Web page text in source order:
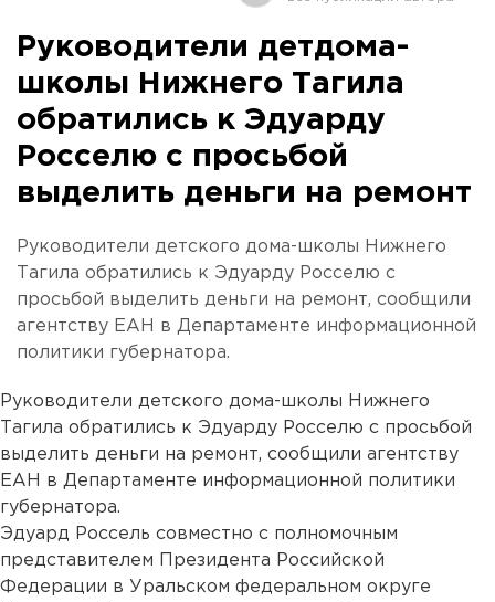
Руководители детдома-
школы Нижнего Тагила
обратились к Эдуарду
Росселю с просьбой
выделить деньги на ремонт
Руководители детского дома-школы Нижнего
Тагила обратились к Эдуарду Росселю с
просьбой выделить деньги на ремонт, сообщили
агентству ЕАН в Департаменте информационной
политики губернатора.
Руководители детского дома-школы Нижнего
Тагила обратились к Эдуарду Росселю с просьбой
выделить деньги на ремонт, сообщили агентству
ЕАН в Департаменте информационной политики
губернатора.
Эдуард Россель совместно с полномочным
представителем Президента Российской
Федерации в Уральском федеральном округе